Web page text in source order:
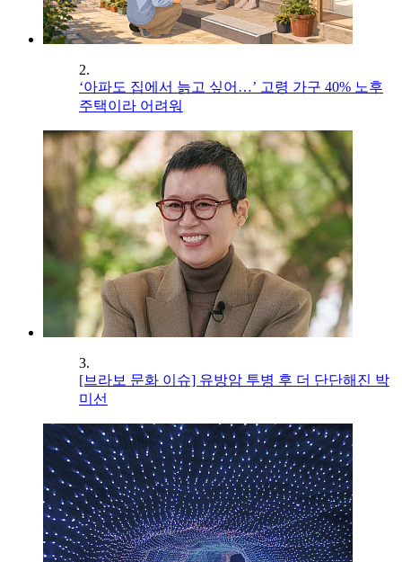
2.
‘아파도 집에서 늙고 싶어…’ 고령 가구 40% 노후
주택이라 어려워
3.
[브라보 문화 이슈] 유방암 투병 후 더 단단해진 박
미선